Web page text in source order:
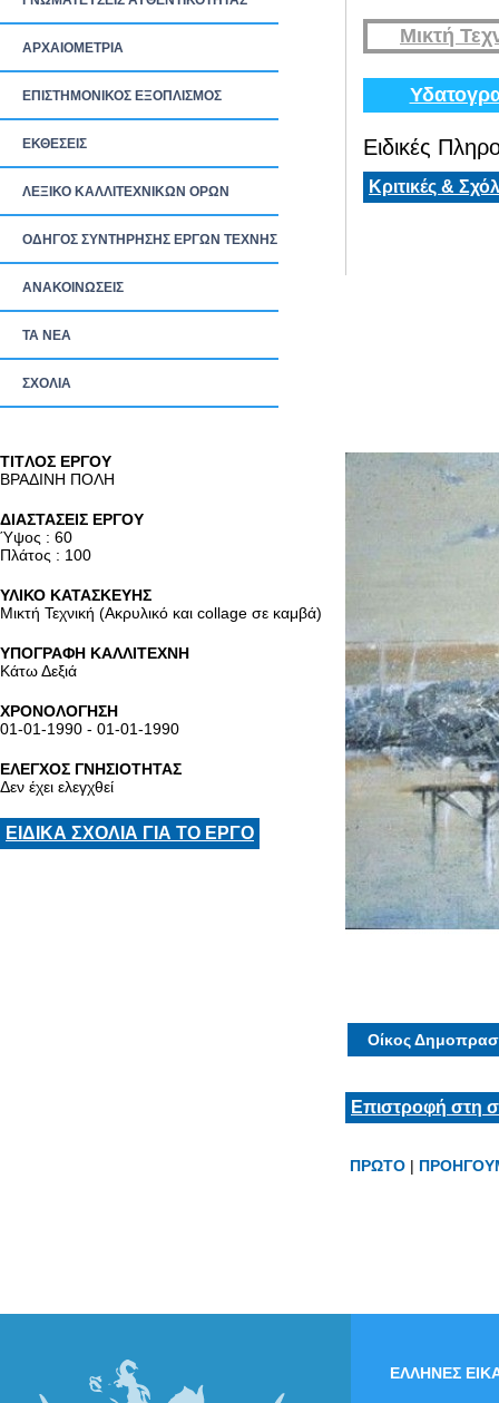
ΑΡΧΑΙΟΜΕΤΡΙΑ
ΕΠΙΣΤΗΜΟΝΙΚΟΣ ΕΞΟΠΛΙΣΜΟΣ
ΕΚΘΕΣΕΙΣ
ΛΕΞΙΚΟ ΚΑΛΛΙΤΕΧΝΙΚΩΝ ΟΡΩΝ
ΟΔΗΓΟΣ ΣΥΝΤΗΡΗΣΗΣ ΕΡΓΩΝ ΤΕΧΝΗΣ
ΑΝΑΚΟΙΝΩΣΕΙΣ
ΤΑ ΝEΑ
ΣΧΟΛΙΑ
Μικτή
Ειδικές
Κριτικές &
TITΛΟΣ ΕΡΓΟΥ
ΒΡΑΔΙΝΗ ΠΟΛΗ
ΔΙΑΣΤΑΣΕΙΣ ΕΡΓΟΥ
Ύψος : 60
Πλάτος : 100
ΥΛΙΚΟ ΚΑΤΑΣΚΕΥΗΣ
Μικτή Τεχνική (Ακρυλικό και collage σε καμβά)
ΥΠΟΓΡΑΦΗ ΚΑΛΛΙΤΕΧΝΗ
Κάτω Δεξιά
ΧΡΟΝΟΛΟΓΗΣΗ
01-01-1990 - 01-01-1990
ΕΛΕΓΧΟΣ ΓΝΗΣΙΟΤΗΤΑΣ
Δεν έχει ελεγχθεί
ΕΙΔΙΚΑ ΣΧΟΛΙΑ ΓΙΑ ΤΟ ΕΡΓΟ
Οίκος
Επιστροφή στη
ΠΡΩΤΟ |
ΕΛΛΗΝΕΣ